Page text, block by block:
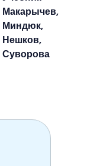
Макарычев,
Миндюк,
Нешков,
Суворова